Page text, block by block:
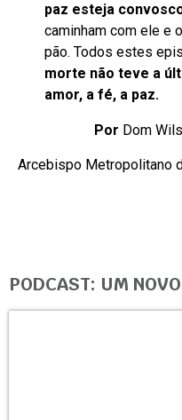
paz esteja
caminham com ele e
pão. Todos estes
morte não teve a
amor, a fé, a paz.
Por Dom
Arcebispo Metropolitano
PODCAST: UM